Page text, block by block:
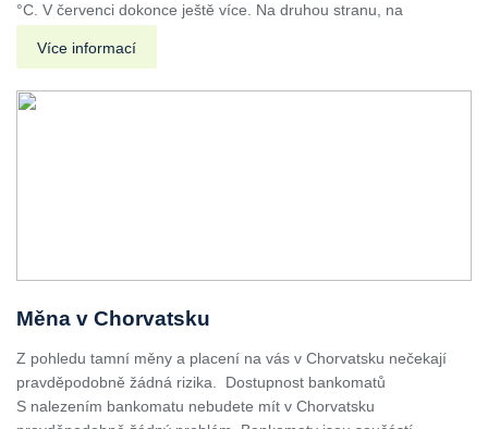
°C. V červenci dokonce ještě více. Na druhou stranu, na
Více informací
Měna v Chorvatsku
Z pohledu tamní měny a placení na vás v Chorvatsku nečekají
pravděpodobně žádná rizika. Dostupnost bankomatů
S nalezením bankomatu nebudete mít v Chorvatsku